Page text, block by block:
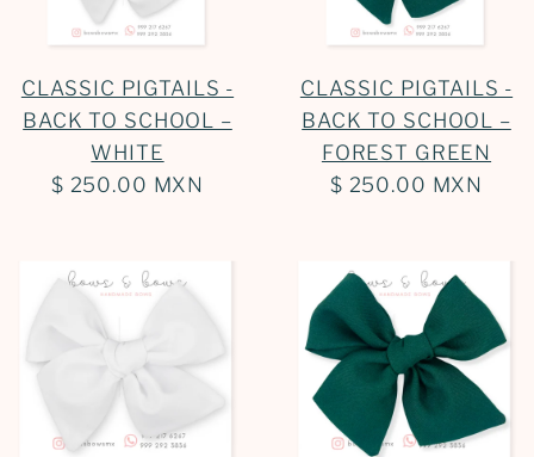
CLASSIC PIGTAILS -
BACK TO SCHOOL –
WHITE
$ 250.00 MXN
CLASSIC PIGTAILS -
BACK TO SCHOOL –
FOREST GREEN
$ 250.00 MXN